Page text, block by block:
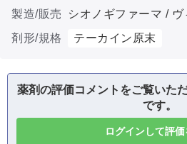
製造/販売
シオノギファーマ /
剤形/規格
テーカイン原末
薬剤の評価コメントをご覧いた
です。
ログインして評